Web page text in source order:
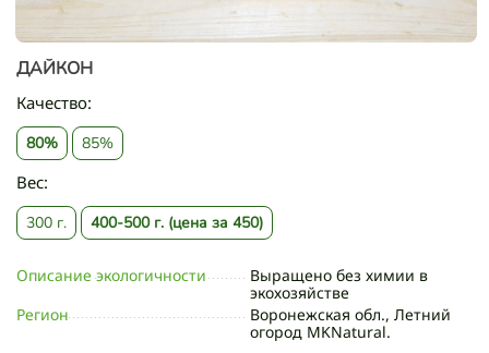
ДАЙКОН
Качество:
80% 85%
Вес:
300 г. 400-500 г. (цена за 450)
Описание экологичности
Выращено без химии в
экохозяйстве
Регион
Воронежская обл., Летний
огород MKNatural.